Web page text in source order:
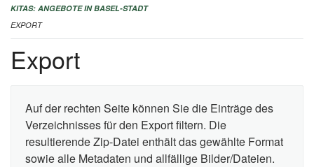
IMPRESSUM
KITAS: ANGEBOTE IN BASEL-STADT
EXPORT
Export
Auf der rechten Seite können Sie die Einträge des
Verzeichnisses für den Export filtern. Die
resultierende Zip-Datei enthält das gewählte Format
sowie alle Metadaten und allfällige Bilder/Dateien.